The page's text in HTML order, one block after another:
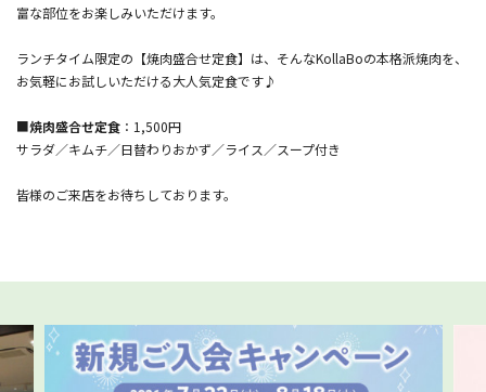
富な部位をお楽しみいただけます。
ランチタイム限定の【焼肉盛合せ定食】は、そんなKollaBoの本格派焼肉を、
お気軽にお試しいただける大人気定食です♪
■焼肉盛合せ定食 ：1,500円
サラダ／キムチ／日替わりおかず／ライス／スープ付き
皆様のご来店をお待ちしております。